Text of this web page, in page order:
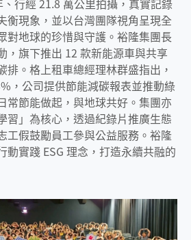
行經 21.8 萬公里拍攝，真實記錄
衡現象，並以台灣團隊視角呈現全
對地球的珍惜與守護。裕隆集團長
，旗下推出 12 款新能源車與共享
排。格上租車總經理林群盛指出，
，公司提供節能減碳報表並推動綠
常節能做起，與地球共好。集團亦
習」為核心，透過紀錄片推廣生態
工假鼓勵員工參與公益服務。裕隆
動實踐 ESG 理念，打造永續共融的